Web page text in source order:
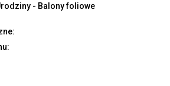
- Balony foliowe